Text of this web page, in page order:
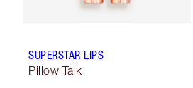
SUPERSTAR LIPS
Pillow Talk